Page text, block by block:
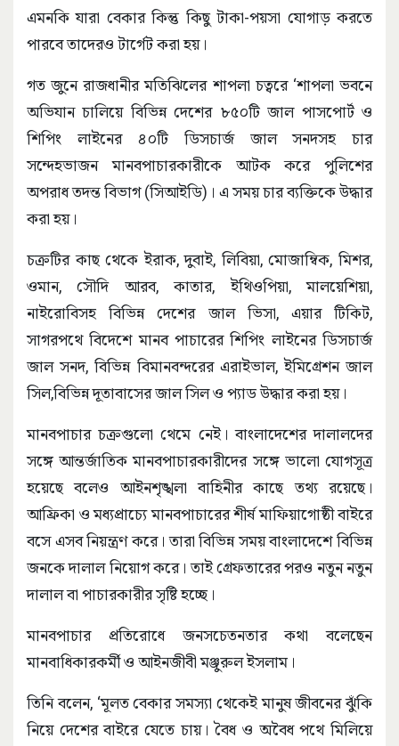
এমনকি যারা বেকার কিন্তু কিছু টাকা-পয়সা যোগাড় করতে
পারবে তাদেরও টার্গেট করা হয়।
গত জুনে রাজধানীর মতিঝিলের শাপলা চত্বরে ‘শাপলা ভবনে
অভিযান চালিয়ে বিভিন্ন দেশের ৮৫০টি জাল পাসপোর্ট ও
শিপিং লাইনের ৪০টি ডিসচার্জ জাল সনদসহ চার
সন্দেহভাজন মানবপাচারকারীকে আটক করে পুলিশের
অপরাধ তদন্ত বিভাগ (সিআইডি)। এ সময় চার ব্যক্তিকে উদ্ধার
করা হয়।
চক্রটির কাছ থেকে ইরাক, দুবাই, লিবিয়া, মোজাম্বিক, মিশর,
ওমান, সৌদি আরব, কাতার, ইথিওপিয়া, মালয়েশিয়া,
নাইরোবিসহ বিভিন্ন দেশের জাল ভিসা, এয়ার টিকিট,
সাগরপথে বিদেশে মানব পাচারের শিপিং লাইনের ডিসচার্জ
জাল সনদ, বিভিন্ন বিমানবন্দরের এরাইভাল, ইমিগ্রেশন জাল
সিল,বিভিন্ন দূতাবাসের জাল সিল ও প্যাড উদ্ধার করা হয়।
মানবপাচার চক্রগুলো থেমে নেই। বাংলাদেশের দালালদের
সঙ্গে আন্তর্জাতিক মানবপাচারকারীদের সঙ্গে ভালো যোগসূত্র
হয়েছে বলেও আইনশৃঙ্খলা বাহিনীর কাছে তথ্য রয়েছে।
আফ্রিকা ও মধ্যপ্রাচ্যে মানবপাচারের শীর্ষ মাফিয়াগোষ্ঠী বাইরে
বসে এসব নিয়ন্ত্রণ করে। তারা বিভিন্ন সময় বাংলাদেশে বিভিন্ন
জনকে দালাল নিয়োগ করে। তাই গ্রেফতারের পরও নতুন নতুন
দালাল বা পাচারকারীর সৃষ্টি হচ্ছে।
মানবপাচার প্রতিরোধে জনসচেতনতার কথা বলেছেন
মানবাধিকারকর্মী ও আইনজীবী মঞ্জুরুল ইসলাম।
তিনি বলেন, ‘মূলত বেকার সমস্যা থেকেই মানুষ জীবনের ঝুঁকি
নিয়ে দেশের বাইরে যেতে চায়। বৈধ ও অবৈধ পথে মিলিয়ে